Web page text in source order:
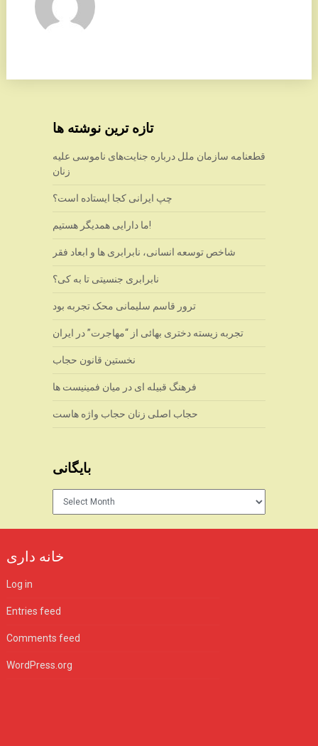
تازه ترین نوشته ها
قطعنامه سازمان ملل درباره جنایت‌های ناموسی علیه
زنان
چپ ایرانی کجا ایستاده است؟
ما دارایی همدیگر هستیم!
شاخص توسعه انسانی، نابرابری ها و ابعاد فقر
نابرابری جنسیتی تا به کی؟
ترور قاسم سلیمانی محک تجربه بود
تجربه زیسته دختری بهائی از “مهاجرت” در ایران
نخستین قانون حجاب
فرهنگ قبیله ای در میان فمینیست ها
حجاب اصلی زنان حجاب واژه هاست
بایگانی
بایگانی
خانه داری
Log in
Entries feed
Comments feed
WordPress.org